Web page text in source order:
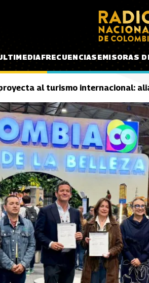
FRECUENCIASEMISORAS
al turismo internacional: